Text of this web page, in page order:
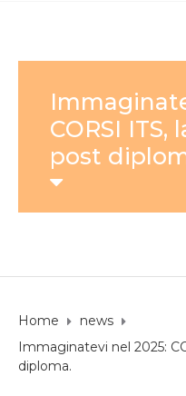
CORSI ITS,
post
Home
news
Immaginatevi nel 2025:
diploma.